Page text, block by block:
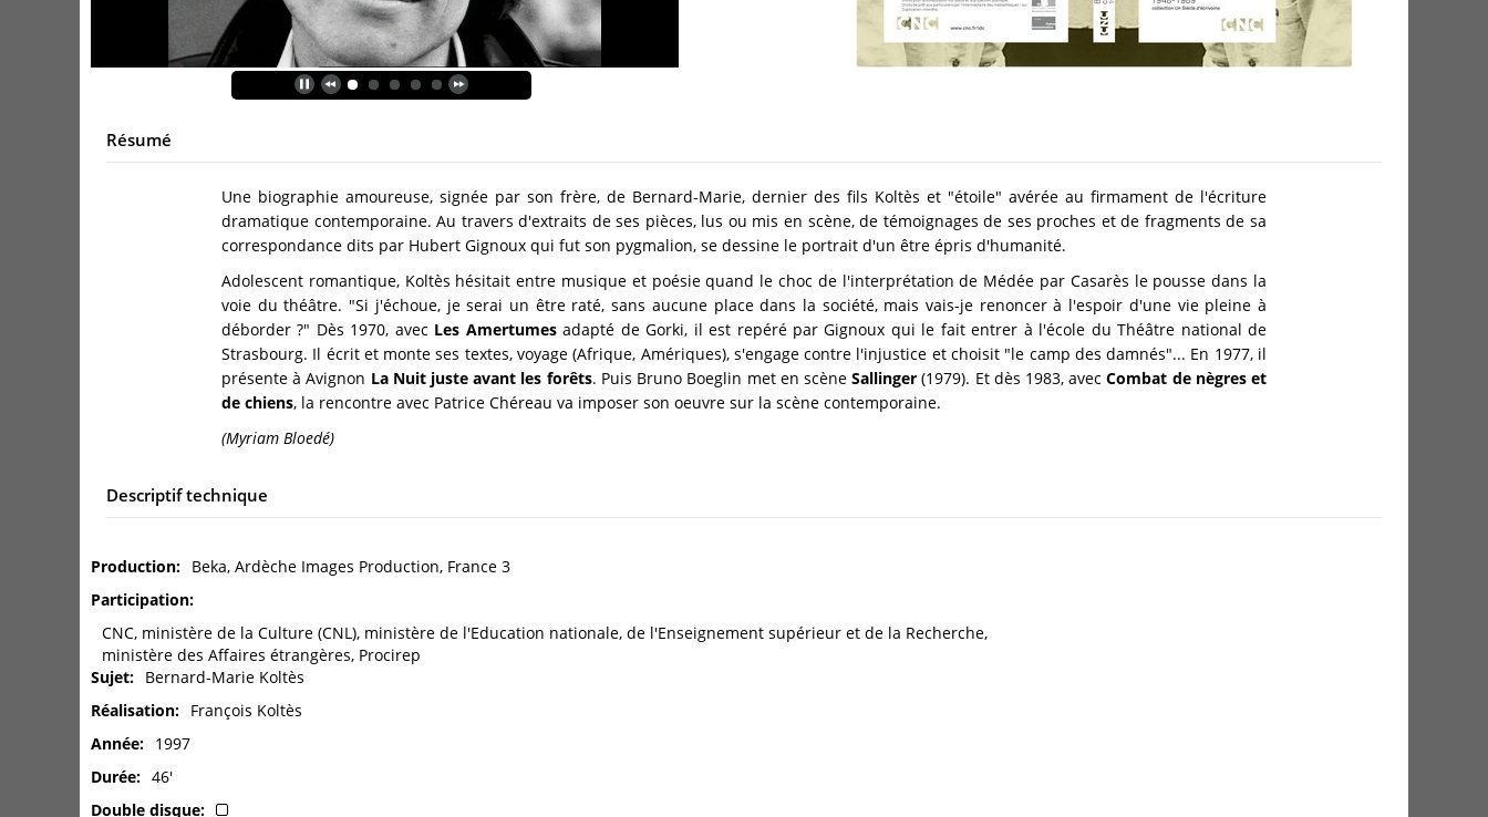
Résumé
Une biographie amoureuse, signée par son frère, de Bernard-Marie, dernier des fils Koltès et "étoile" avérée au firmament de l'écriture
dramatique contemporaine. Au travers d'extraits de ses pièces, lus ou mis en scène, de témoignages de ses proches et de fragments de sa
correspondance dits par Hubert Gignoux qui fut son pygmalion, se dessine le portrait d'un être épris d'humanité.
Adolescent romantique, Koltès hésitait entre musique et poésie quand le choc de l'interprétation de Médée par Casarès le pousse dans la
voie du théâtre. "Si j'échoue, je serai un être raté, sans aucune place dans la société, mais vais-je renoncer à l'espoir d'une vie pleine à
déborder ?" Dès 1970, avec Les Amertumesadapté de Gorki, il est repéré par Gignoux qui le fait entrer à l'école du Théâtre national de
Strasbourg. Il écrit et monte ses textes, voyage (Afrique, Amériques), s'engage contre l'injustice et choisit "le camp des damnés"... En 1977, il
présente à Avignon La Nuit juste avant les forêts. Puis Bruno Boeglin met en scèneSallinger (1979). Et dès 1983, avecCombat de nègres et
de chiens, la rencontre avec Patrice Chéreau va imposer son oeuvre sur la scène contemporaine.
(Myriam Bloedé)
Descriptif technique
Production
Beka, Ardèche Images Production, France 3
Participation
CNC, ministère de la Culture (CNL), ministère de l'Education nationale, de l'Enseignement supérieur et de la Recherche,
ministère des Affaires étrangères, Procirep
Sujet
Bernard-Marie Koltès
Réalisation
François Koltès
Année
1997
Durée
46'
Double disque